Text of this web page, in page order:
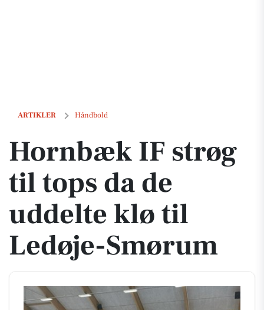
ARTIKLER Håndbold
Hornbæk IF strøg til tops da de uddelte klø til Ledøje-Smørum
Hornbæk IF strøg
til tops da de
uddelte klø til
Ledøje-Smørum